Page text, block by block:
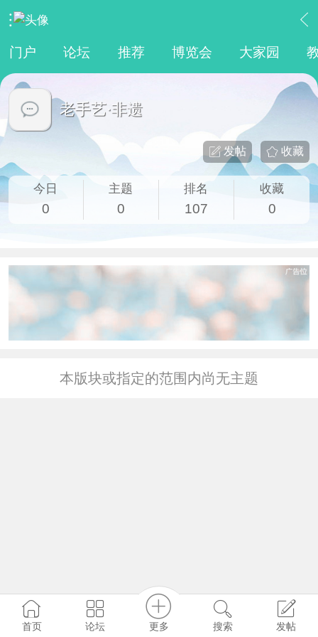
门户 论坛 推荐 博览会 大家园
老手艺·非遗
收藏
发帖
今日
0
主题
0
排名
107
收藏
0
本版块或指定的范围内尚无主题
首页 论坛 更多 搜索 发帖